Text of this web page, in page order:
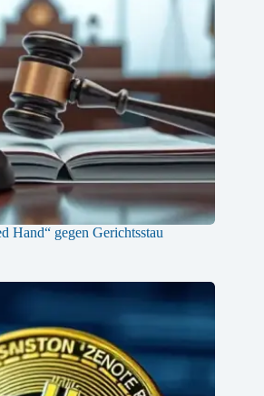
Hand“ gegen Gerichtsstau